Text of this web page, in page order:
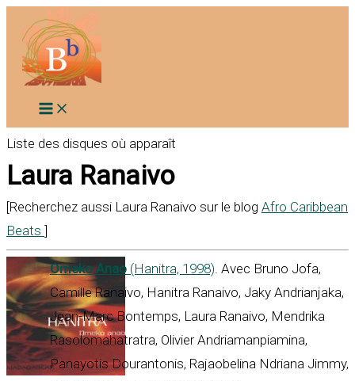
contenu
Liste des disques où apparaît
Laura Ranaivo
[Recherchez aussi Laura Ranaivo sur le blog Afro Caribbean
Beats ]
Omeko Anao (Hanitra, 1998). Avec Bruno Jofa,
Camille Ranaivo, Hanitra Ranaivo, Jaky Andrianjaka,
Jean-Marc Bontemps, Laura Ranaivo, Mendrika
Rasolomahatratra, Olivier Andriamanpiamina,
Panayotis Dourantonis, Rajaobelina Ndriana Jimmy,